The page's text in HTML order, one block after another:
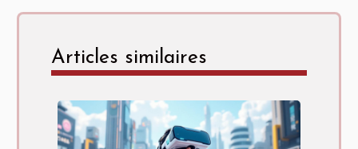
Articles similaires